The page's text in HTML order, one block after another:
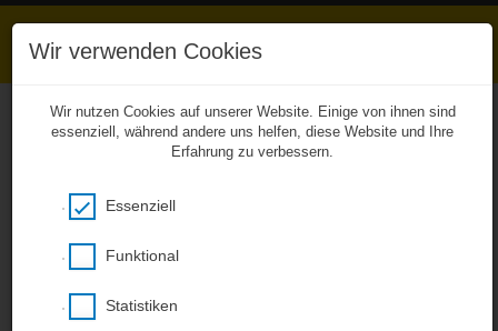
Unkompliziert zu den
Das Entwicklerteam von BCB Webhouse
einen kostenfreien Zugang zu unserer
verwenden, ein Smartphone wird nicht
Wir verwenden Cookies
Wir nutzen Cookies auf unserer Website. Einige von ihnen sind
essenziell, während andere uns helfen, diese Website und Ihre
Erfahrung zu verbessern.
Essenziell
Funktional
Statistiken